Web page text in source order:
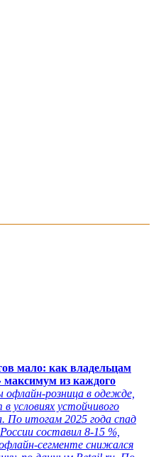
мало: как владельцам
максимум из каждого
офлайн-розница в одежде,
условиях устойчивого
По итогам 2025 года спад
составил 8-15 %,
сегменте снижался